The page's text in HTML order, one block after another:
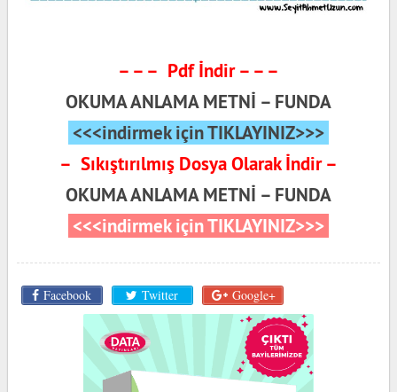
– – – Pdf İndir – – –
OKUMA ANLAMA METNİ – FUNDA
<<<indirmek için TIKLAYINIZ>>>
– Sıkıştırılmış Dosya Olarak İndir –
OKUMA ANLAMA METNİ – FUNDA
<<<indirmek için TIKLAYINIZ>>>
Facebook Twitter Google+